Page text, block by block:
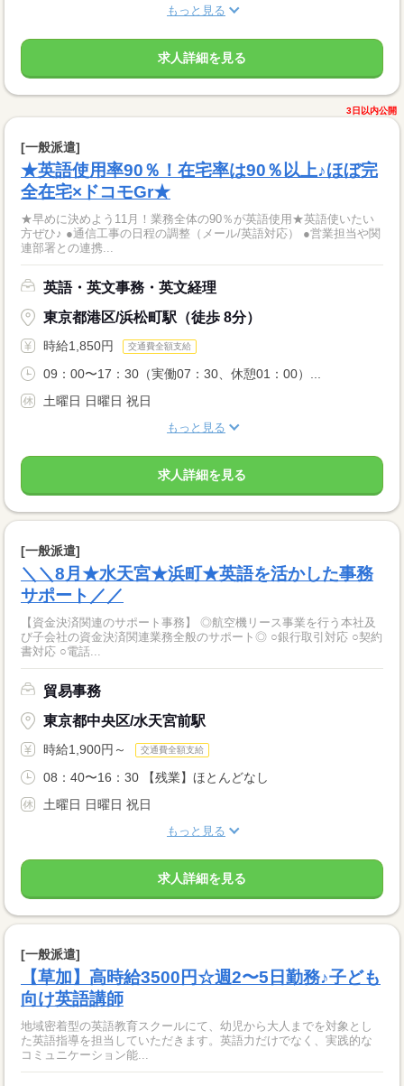
もっと見る
求人詳細を見る
3日以内公開
[一般派遣]
★英語使用率90％！在宅率は90％以上♪ほぼ完
全在宅×ドコモGr★
★早めに決めよう11月！業務全体の90％が英語使用★英語使いたい
方ぜひ♪ ●通信工事の日程の調整（メール/英語対応） ●営業担当や関
連部署との連携...
英語・英文事務・英文経理
東京都港区/浜松町駅（徒歩 8分）
時給1,850円 交通費全額支給
09：00〜17：30（実働07：30、休憩01：00）...
土曜日 日曜日 祝日
もっと見る
求人詳細を見る
[一般派遣]
＼＼8月★水天宮★浜町★英語を活かした事務
サポート／／
【資金決済関連のサポート事務】 ◎航空機リース事業を行う本社及
び子会社の資金決済関連業務全般のサポート◎ ○銀行取引対応 ○契約
書対応 ○電話...
貿易事務
東京都中央区/水天宮前駅
時給1,900円～ 交通費全額支給
08：40〜16：30 【残業】ほとんどなし
土曜日 日曜日 祝日
もっと見る
求人詳細を見る
[一般派遣]
【草加】高時給3500円☆週2〜5日勤務♪子ども
向け英語講師
地域密着型の英語教育スクールにて、幼児から大人までを対象とし
た英語指導を担当していただきます。英語力だけでなく、実践的な
コミュニケーション能...